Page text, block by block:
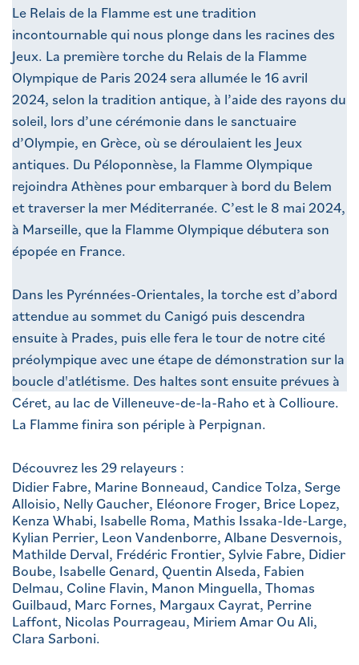
Le Relais de la Flamme est une tradition
incontournable qui nous plonge dans les racines des
Jeux. La première torche du Relais de la Flamme
Olympique de Paris 2024 sera allumée le 16 avril
2024, selon la tradition antique, à l’aide des rayons du
soleil, lors d’une cérémonie dans le sanctuaire
d’Olympie, en Grèce, où se déroulaient les Jeux
antiques. Du Péloponnèse, la Flamme Olympique
rejoindra Athènes pour embarquer à bord du Belem
et traverser la mer Méditerranée. C’est le 8 mai 2024,
à Marseille, que la Flamme Olympique débutera son
épopée en France.
Dans les Pyrénnées-Orientales, la torche est d’abord
attendue au sommet du Canigó puis descendra
ensuite à Prades, puis elle fera le tour de notre cité
préolympique avec une étape de démonstration sur la
boucle d'atlétisme. Des haltes sont ensuite prévues à
Céret, au lac de Villeneuve-de-la-Raho et à Collioure.
La Flamme finira son périple à Perpignan.
Découvrez les 29 relayeurs :
Didier Fabre, Marine Bonneaud, Candice Tolza, Serge
Alloisio, Nelly Gaucher, Eléonore Froger, Brice Lopez,
Kenza Whabi, Isabelle Roma, Mathis Issaka-Ide-Large,
Kylian Perrier, Leon Vandenborre, Albane Desvernois,
Mathilde Derval, Frédéric Frontier, Sylvie Fabre, Didier
Boube, Isabelle Genard, Quentin Alseda, Fabien
Delmau, Coline Flavin, Manon Minguella, Thomas
Guilbaud, Marc Fornes, Margaux Cayrat, Perrine
Laffont, Nicolas Pourrageau, Miriem Amar Ou Ali,
Clara Sarboni.